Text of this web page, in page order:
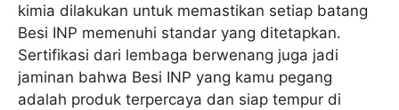
kimia dilakukan untuk memastikan setiap batang
Besi INP memenuhi standar yang ditetapkan.
Sertifikasi dari lembaga berwenang juga jadi
jaminan bahwa Besi INP yang kamu pegang
adalah produk terpercaya dan siap tempur di